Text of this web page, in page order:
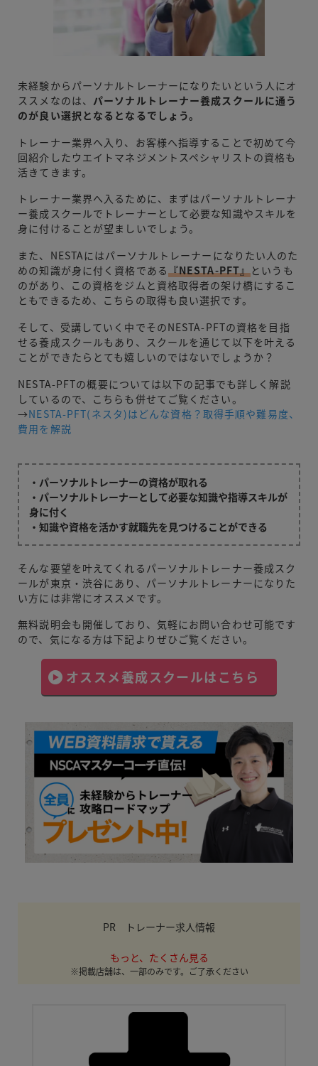
未経験からパーソナルトレーナーになりたいという人にオ
ススメなのは、 パーソナルトレーナー養成スクールに通う
のが良い選択となるとなるでしょう。
トレーナー業界へ入り、お客様へ指導することで初めて今
回紹介したウエイトマネジメントスペシャリストの資格も
活きてきます。
トレーナー業界へ入るために、まずはパーソナルトレーナ
ー養成スクールでトレーナーとして必要な知識やスキルを
身に付けることが望ましいでしょう。
また、NESTAにはパーソナルトレーナーになりたい人のた
めの知識が身に付く資格である『NESTA-PFT』というも
のがあり、この資格をジムと資格取得者の架け橋にするこ
ともできるため、こちらの取得も良い選択です。
そして、受講していく中でそのNESTA-PFTの資格を目指
せる養成スクールもあり、スクールを通じて以下を叶える
ことができたらとても嬉しいのではないでしょうか？
NESTA-PFTの概要については以下の記事でも詳しく解説
しているので、こちらも併せてご覧ください。
→NESTA-PFT(ネスタ)はどんな資格？取得手順や難易度、
費用を解説
・パーソナルトレーナーの資格が取れる
・パーソナルトレーナーとして必要な知識や指導スキルが
身に付く
・知識や資格を活かす就職先を見つけることができる
そんな要望を叶えてくれるパーソナルトレーナー養成スク
ールが東京・渋谷にあり、パーソナルトレーナーになりた
い方には非常にオススメです。
無料説明会も開催しており、気軽にお問い合わせ可能です
ので、気になる方は下記よりぜひご覧ください。
オススメ養成スクールはこちら
PR トレーナー求人情報
もっと、たくさん見る
※掲載店舗は、一部のみです。ご了承ください